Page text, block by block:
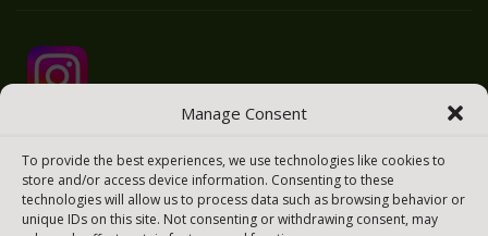
Manage Consent
To provide the best experiences, we use technologies like cookies to
store and/or access device information. Consenting to these
technologies will allow us to process data such as browsing behavior or
unique IDs on this site. Not consenting or withdrawing consent, may